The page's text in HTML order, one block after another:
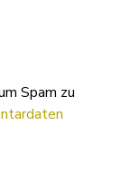
Spam zu